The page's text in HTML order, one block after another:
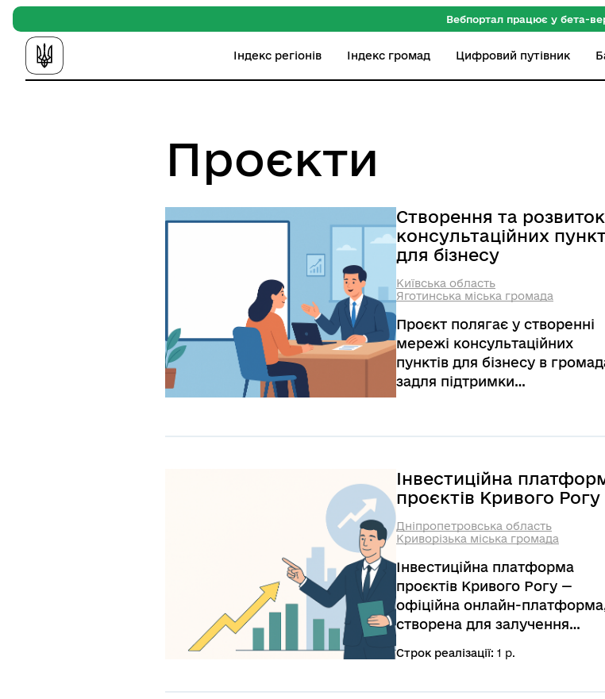
Вебпортал працює у бета-
Індекс регіонів Індекс громад Цифровий путівник
Проєкти
Створення та розвиток
консультаційних
для бізнесу
Київська область
Яготинська міська громада
Проєкт полягає у створенні
мережі консультаційних
пунктів для бізнесу в
задля підтримки
громаді мешканці
бізнесу, вибору системи
оподаткування та підготовки
залучення фінансування. Це
середнього бізнесу,
підвищенню зайнятості та
економічній стійкості
Інвестиційна
проєктів Кривого Рогу
Дніпропетровська область
Криворізька міська громада
Інвестиційна платформа
проєктів Кривого Рогу —
офіційна онлайн-
створена для залучення
прозорості реалізації міських
Строк реалізації: 1 р.